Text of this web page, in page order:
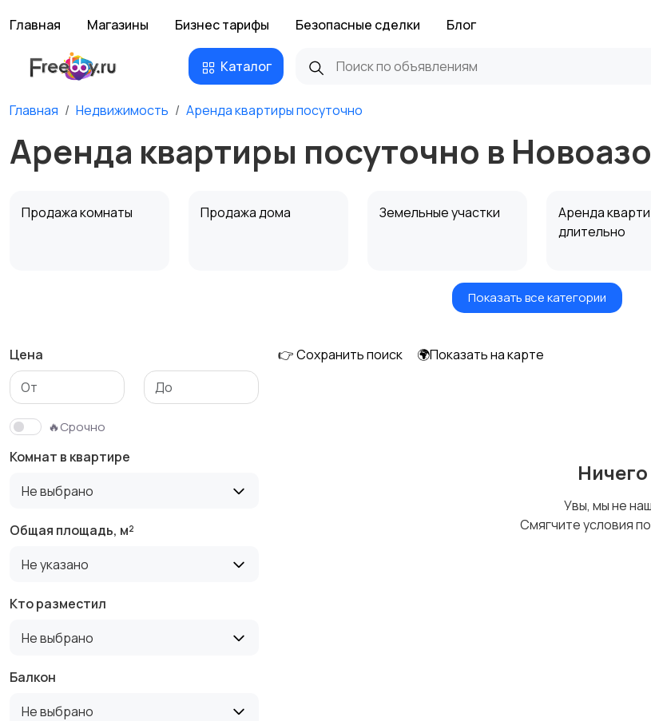
Главная Магазины Бизнес тарифы Безопасные сделки Блог
Каталог
Главная Недвижимость Аренда квартиры посуточно
Аренда квартиры посуточно в
Продажа комнаты Продажа дома Земельные участки
Аренда
длительно
Аренда дома
Коммерческая
Гаражи и
машиноместа
Показать все категории
Цена
🔥Срочно
Комнат в квартире
Не выбрано
Общая площадь, м²
Не указано
Кто разместил
Не выбрано
Балкон
Не выбрано
👉 Сохранить поиск 🌍Показать на карте
Увы, мы не
Смягчите условия